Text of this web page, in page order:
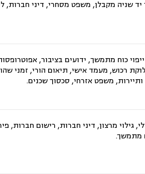
שניה מקבלן, משפט מסחרי, דיני חברות,
כוח מתמשך, ידועים בציבור,
רכוש, מעמד אישי, תיאום הורי, זמני
ותיירות, משפט אזרחי, סכסוך שכנים.
גילוי מרצון, דיני חברות, רישום חברות,
מתמשך.